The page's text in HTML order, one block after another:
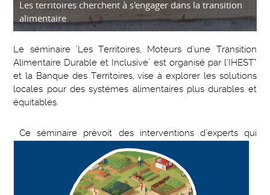
Les territoires cherchent à s'engager dans la transition
alimentaire
Le séminaire "Les Territoires, Moteurs d’une Transition
Alimentaire Durable et Inclusive" est organisé par l’IHEST*
et la Banque des Territoires, vise à explorer les solutions
locales pour des systèmes alimentaires plus durables et
équitables.
Ce séminaire prévoit des interventions d’experts qui